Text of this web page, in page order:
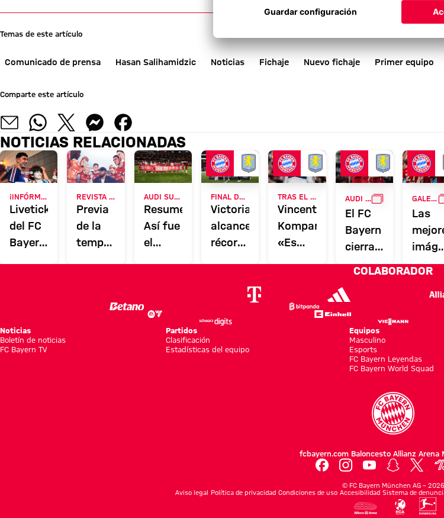
Temas de este artículo
Comunicado de prensa Hasan Salihamidzic Noticias Fichaje Nuevo fichaje Primer equipo
Comparte este artículo
NOTICIAS RELACIONADAS
Liveticker
del FC
Bayern:
récord
alemán
Previa
de la
temporada:
Resumen:
Así fue
el
en
Kong
Victorias,
alcance
récord
con los
balance
Vincent
Kompany:
«Es
recompensa»
AUDI FOOTBALL SUMMITGALERÍA
El FC
Bayern
cierra
el Audi
Tour
con
victoria
ante el
Aston
GALERÍA
Las
del
Villa
COLABORADOR
Noticias
Boletín de noticias
FC Bayern TV
Partidos
Clasificación
Estadísticas del equipo
Equipos
Masculino
Esports
FC Bayern Leyendas
FC Bayern World Squad
fcbayern.com Baloncesto Allianz Arena
© FC Bayern München AG – 2026
Aviso legal Política de privacidad Condiciones de uso Accesibilidad Sistema de